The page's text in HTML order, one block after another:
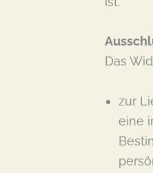
Das
zur
eine